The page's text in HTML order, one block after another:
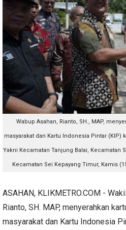
Wabup Asahan, Rianto, SH., MAP,
masyarakat dan Kartu Indonesia Pintar
Yakni Kecamatan Tanjung Balai, Kecamatan
Kecamatan Sei Kepayang Timur, Kamis
ASAHAN, KLIKMETRO.COM -
Rianto, SH. MAP, menyerahkan
masyarakat dan Kartu Indonesia